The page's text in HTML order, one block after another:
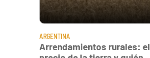
ARGENTINA
Arrendamientos rurales: el